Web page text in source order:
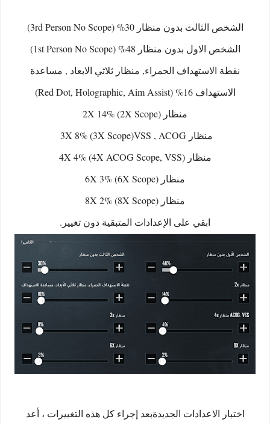
الشخص الثالث بدون منظار 30% (3rd Person No Scope)
الشخص الاول بدون منظار 48% (1st Person No Scope)
نقطة الاستهداف الحمراء, منظار ثلاثي الابعاد , مساعدة
الاستهداف 16% (Red Dot, Holographic, Aim Assist)
منظار 2X 14% (2X Scope )
منظار 3X 8% (3X Scope)VSS , ACOG
منظار 4X 4% (4X ACOG Scope, VSS)
منظار 6X 3% (6X Scope)
منظار 8X 2% (8X Scope)
ابقي على الإعدادات المتبقية دون تغيير.
اختبار الاعدادات الجديدةبعد إجراء كل هذه التغييرات ، أعد